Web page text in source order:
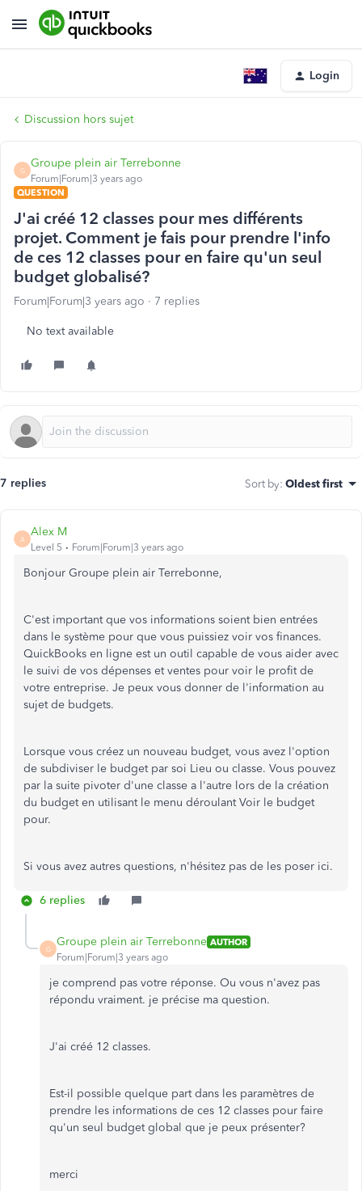
Login
Discussion hors sujet
G
Groupe plein air Terrebonne
Forum|Forum|3 years ago
QUESTION
J'ai créé 12 classes pour mes différents
projet. Comment je fais pour prendre l'info
de ces 12 classes pour en faire qu'un seul
budget globalisé?
Forum|Forum|3 years ago 7 replies
No text available
7 replies Sort by: Oldest first
A
Alex M
Level 5 Forum|Forum|3 years ago
Bonjour Groupe plein air Terrebonne,
C'est important que vos informations soient bien entrées
dans le système pour que vous puissiez voir vos finances.
QuickBooks en ligne est un outil capable de vous aider avec
le suivi de vos dépenses et ventes pour voir le profit de
votre entreprise. Je peux vous donner de l'information au
sujet de budgets.
Lorsque vous créez un nouveau budget, vous avez l'option
de subdiviser le budget par soi Lieu ou classe. Vous pouvez
par la suite pivoter d'une classe a l'autre lors de la création
du budget en utilisant le menu déroulant Voir le budget
pour.
Si vous avez autres questions, n'hésitez pas de les poser ici.
6 replies
G
Groupe plein air Terrebonne AUTHOR
Forum|Forum|3 years ago
je comprend pas votre réponse. Ou vous n'avez pas
répondu vraiment. je précise ma question.
J'ai créé 12 classes.
Est-il possible quelque part dans les paramètres de
prendre les informations de ces 12 classes pour faire
qu'un seul budget global que je peux présenter?
merci